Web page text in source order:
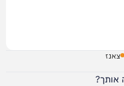
צאנז
אותך?